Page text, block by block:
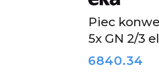
Piec
5x GN 2/3
cena:
6840.34